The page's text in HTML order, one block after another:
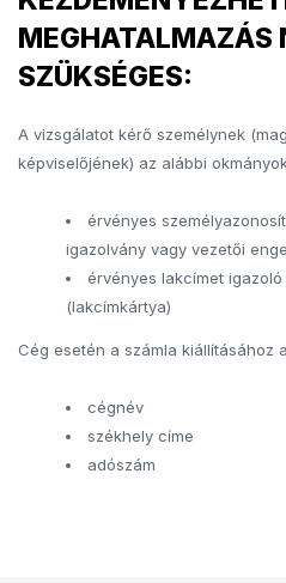
MEGHATALMAZÁS
SZÜKSÉGES:
A vizsgálatot kérő személynek
képviselőjének) az alábbi
érvényes
igazolvány vagy vezetői
érvényes lakcímet
(lakcímkártya)
Cég esetén a számla kiállításához
cégnév
székhely címe
adószám